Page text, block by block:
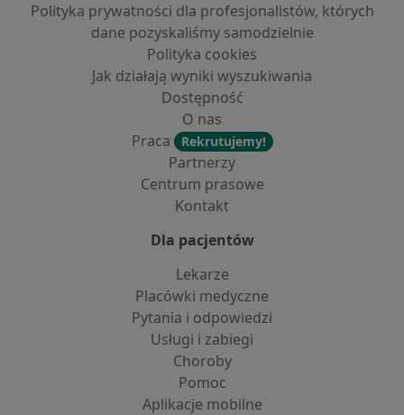
Polityka prywatności dla profesjonalistów, których
dane pozyskaliśmy samodzielnie
Polityka cookies
Jak działają wyniki wyszukiwania
Dostępność
O nas
Praca
Rekrutujemy!
Partnerzy
Centrum prasowe
Kontakt
Dla pacjentów
Lekarze
Placówki medyczne
Pytania i odpowiedzi
Usługi i zabiegi
Choroby
Pomoc
Aplikacje mobilne